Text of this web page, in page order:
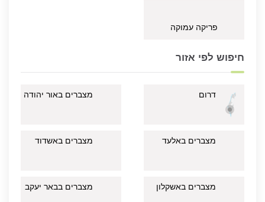
פריקה עמוקה
חיפוש לפי אזור
דרום מצברים באור יהודה
מצברים באלעד מצברים באשדוד
מצברים באשקלון מצברים בבאר יעקב